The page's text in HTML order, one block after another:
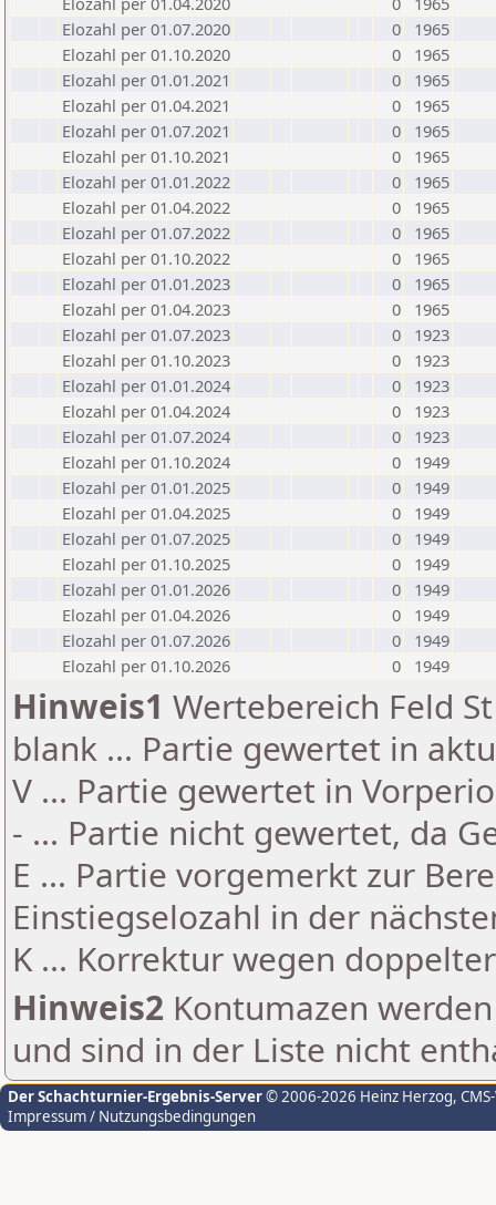
Elozahl per 01.07.2020
0
1965
Elozahl per 01.10.2020
0
1965
Elozahl per 01.01.2021
0
1965
Elozahl per 01.04.2021
0
1965
Elozahl per 01.07.2021
0
1965
Elozahl per 01.10.2021
0
1965
Elozahl per 01.01.2022
0
1965
Elozahl per 01.04.2022
0
1965
Elozahl per 01.07.2022
0
1965
Elozahl per 01.10.2022
0
1965
Elozahl per 01.01.2023
0
1965
Elozahl per 01.04.2023
0
1965
Elozahl per 01.07.2023
0
1923
Elozahl per 01.10.2023
0
1923
Elozahl per 01.01.2024
0
1923
Elozahl per 01.04.2024
0
1923
Elozahl per 01.07.2024
0
1923
Elozahl per 01.10.2024
0
1949
Elozahl per 01.01.2025
0
1949
Elozahl per 01.04.2025
0
1949
Elozahl per 01.07.2025
0
1949
Elozahl per 01.10.2025
0
1949
Elozahl per 01.01.2026
0
1949
Elozahl per 01.04.2026
0
1949
Elozahl per 01.07.2026
0
1949
Elozahl per 01.10.2026
0 1949
Hinweis1 Wertebereich Feld
blank ... Partie gewertet in
V ... Partie gewertet in
- ... Partie nicht gewertet, da
E ... Partie vorgemerkt zur
Einstiegselozahl in der
K ... Korrektur wegen
Hinweis2 Kontumazen
und sind in der Liste nicht
Der Schachturnier-Ergebnis-Server© 2006-2026 Heinz Herzog,
Impressum / Nutzungsbedingungen